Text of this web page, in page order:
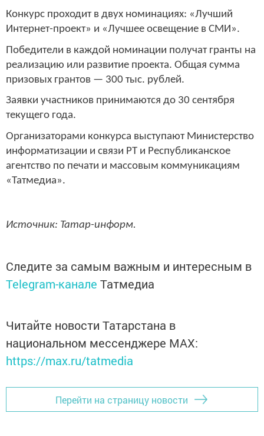
Конкурс проходит в двух номинациях: «Лучший
Интернет-проект» и «Лучшее освещение в СМИ».
Победители в каждой номинации получат гранты на
реализацию или развитие проекта. Общая сумма
призовых грантов — 300 тыс. рублей.
Заявки участников принимаются до 30 сентября
текущего года.
Организаторами конкурса выступают Министерство
информатизации и связи РТ и Республиканское
агентство по печати и массовым коммуникациям
«Татмедиа».
Источник: Татар-информ.
Следите за самым важным и интересным в
Telegram-канале Татмедиа
Читайте новости Татарстана в
национальном мессенджере MАХ:
https://max.ru/tatmedia
Перейти на страницу новости